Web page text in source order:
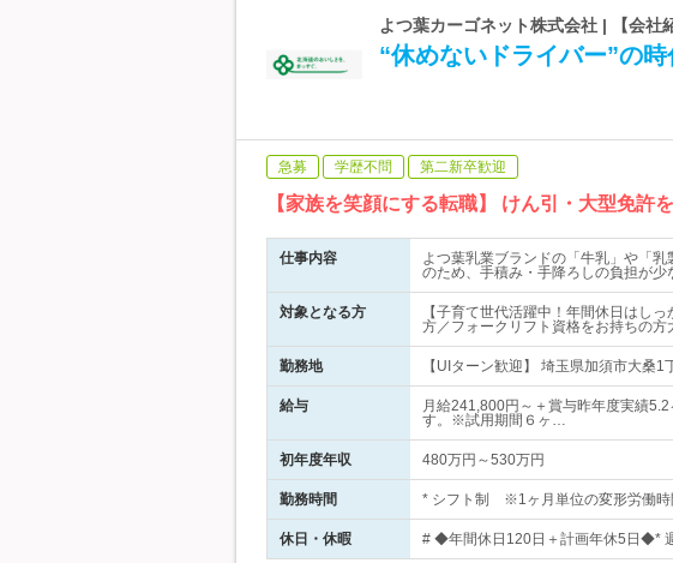
よつ葉カーゴネット株式会社 | 【会社
“休めないドライバー”の
急募 学歴不問 第二新卒歓迎
【家族を笑顔にする転職】 けん引・大型免
仕事内容
よつ葉乳業ブランドの「牛乳」や「
のため、手積み・手降ろしの負担が少
対象となる方
【子育て世代活躍中！年間休日はし
方／フォークリフト資格をお持ちの方
勤務地 【UIターン歓迎】 埼玉県加須市大桑1
給与
月給241,800円～＋賞与昨年度実績
す。※試用期間６ヶ…
初年度年収 480万円～530万円
勤務時間 * シフト制 ※1ヶ月単位の変形労働時
休日・休暇 # ◆年間休日120日＋計画年休5日◆*